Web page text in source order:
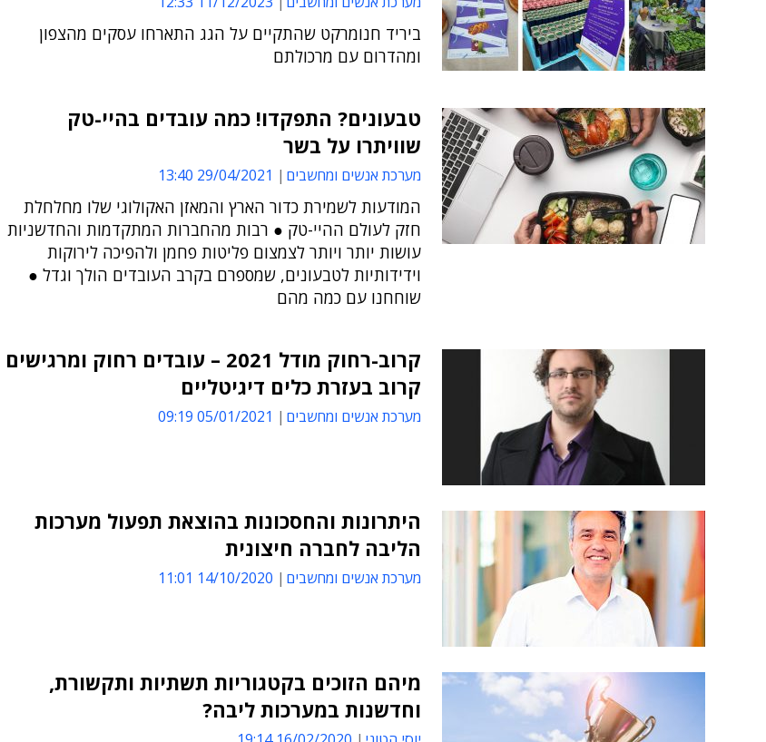
ביריד חנומרקט שהתקיים על הגג התארחו עסקים מהצפון
ומהדרום עם מרכולתם
טבעונים? התפקדו! כמה עובדים בהיי-טק
שוויתרו על בשר
מערכת אנשים ומחשבים 29/04/2021 13:40
המודעות לשמירת כדור הארץ והמאזן האקולוגי שלו מחלחלת
חזק לעולם ההיי-טק ● רבות מהחברות המתקדמות והחדשניות
עושות יותר ויותר לצמצום פליטות פחמן ולהפיכה לירוקות
וידידותיות לטבעונים, שמספרם בקרב העובדים הולך וגדל ●
שוחחנו עם כמה מהם
קרוב-רחוק מודל 2021 – עובדים רחוק ומרגישים
קרוב בעזרת כלים דיגיטליים
מערכת אנשים ומחשבים 05/01/2021 09:19
היתרונות והחסכונות בהוצאת תפעול מערכות
הליבה לחברה חיצונית
מערכת אנשים ומחשבים 14/10/2020 11:01
מיהם הזוכים בקטגוריות תשתיות ותקשורת,
וחדשנות במערכות ליבה?